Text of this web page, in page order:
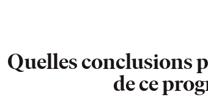
Quelles conclusions
de ce